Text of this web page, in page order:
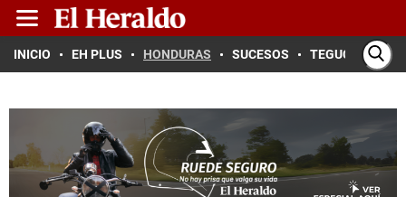
INICIO EH PLUS HONDURAS SUCESOS TEGUCIGALPA